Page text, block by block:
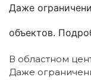
Даже
объектов.
В областном
Даже